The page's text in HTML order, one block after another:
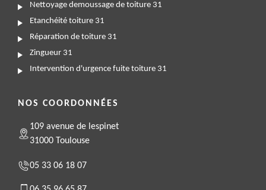
Nettoyage demoussage de toiture 31
Etanchéité toiture 31
Réparation de toiture 31
Zingueur 31
Intervention d'urgence fuite toiture 31
NOS COORDONNÉES
109 avenue de lespinet
31000 Toulouse
05 33 06 18 07